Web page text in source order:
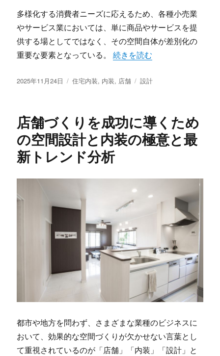
多様化する消費者ニーズに応えるため、各種小売業
やサービス業においては、単に商品やサービスを提
供する場としてではなく、その空間自体が差別化の
重要な要素となっている。“顧客体験を高める店舗設計
続きを読む
投
2025年11月24日
カ
ー
住宅内装, 内装, 店舗
タ
設計
店舗づくりを成功に導くため
の空間設計と内装の極意と最
新トレンド分析
都市や地方を問わず、さまざまな業種のビジネスに
おいて、効果的な空間づくりが欠かせない言葉とし
て重視されているのが「店舗」「内装」「設計」と